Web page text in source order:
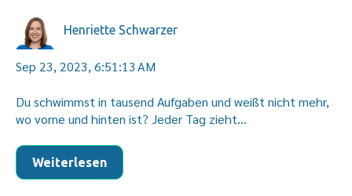
Henriette Schwarzer
Sep 23, 2023, 6:51:13 AM
Du schwimmst in tausend Aufgaben und weißt nicht mehr,
wo vorne und hinten ist? Jeder Tag zieht...
Weiterlesen